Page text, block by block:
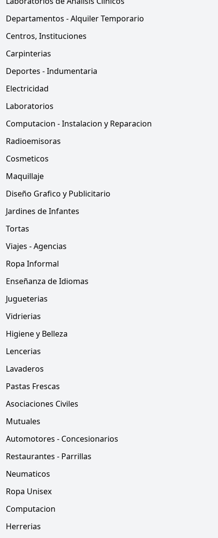
Departamentos - Alquiler Temporario
Centros, Instituciones
Carpinterias
Deportes - Indumentaria
Electricidad
Laboratorios
Computacion - Instalacion y Reparacion
Radioemisoras
Cosmeticos
Maquillaje
Diseño Grafico y Publicitario
Jardines de Infantes
Tortas
Viajes - Agencias
Ropa Informal
Enseñanza de Idiomas
Jugueterias
Vidrierias
Higiene y Belleza
Lencerias
Lavaderos
Pastas Frescas
Asociaciones Civiles
Mutuales
Automotores - Concesionarios
Restaurantes - Parrillas
Neumaticos
Ropa Unisex
Computacion
Herrerias